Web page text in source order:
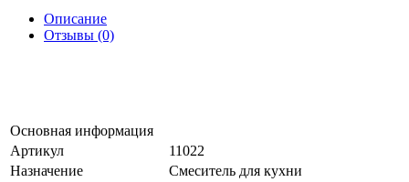
Описание
Отзывы (0)
Основная информация
Артикул
11022
Назначение
Смеситель для кухни